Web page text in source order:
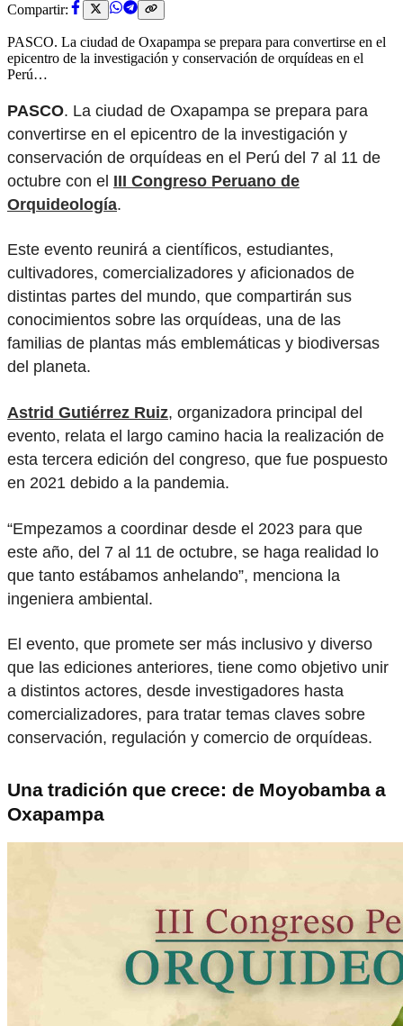
Compartir:
PASCO. La ciudad de Oxapampa se prepara para convertirse en el
epicentro de la investigación y conservación de orquídeas en el
Perú…
PASCO. La ciudad de Oxapampa se prepara para
convertirse en el epicentro de la investigación y
conservación de orquídeas en el Perú del 7 al 11 de
octubre con el III Congreso Peruano de
Orquideología.
Este evento reunirá a científicos, estudiantes,
cultivadores, comercializadores y aficionados de
distintas partes del mundo, que compartirán sus
conocimientos sobre las orquídeas, una de las
familias de plantas más emblemáticas y biodiversas
del planeta.
Astrid Gutiérrez Ruiz, organizadora principal del
evento, relata el largo camino hacia la realización de
esta tercera edición del congreso, que fue pospuesto
en 2021 debido a la pandemia.
“Empezamos a coordinar desde el 2023 para que
este año, del 7 al 11 de octubre, se haga realidad lo
que tanto estábamos anhelando”, menciona la
ingeniera ambiental.
El evento, que promete ser más inclusivo y diverso
que las ediciones anteriores, tiene como objetivo unir
a distintos actores, desde investigadores hasta
comercializadores, para tratar temas claves sobre
conservación, regulación y comercio de orquídeas.
Una tradición que crece: de Moyobamba a
Oxapampa